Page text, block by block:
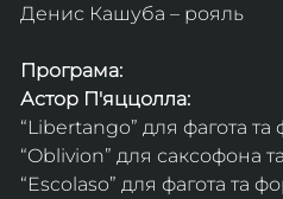
Денис Кашуба – рояль
Програма:
Астор П'яццолла:
“Libertango” для фагота та
“Oblivion” для саксофона
“Escolaso” для фагота та